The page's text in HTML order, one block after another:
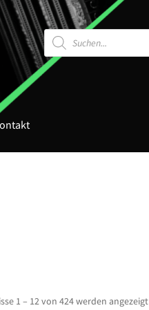
Products
search
1 – 12 von 424 werden angezeigt